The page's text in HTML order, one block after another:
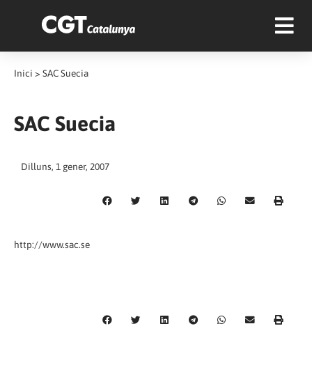
Inici > SAC Suecia
SAC Suecia
Dilluns, 1 gener, 2007
http://www.sac.se